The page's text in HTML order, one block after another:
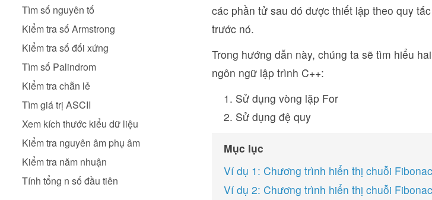
Tìm số nguyên tố
Kiểm tra số Armstrong
Kiểm tra số đối xứng
Tìm số Palindrom
Kiểm tra chẵn lẻ
Tìm giá trị ASCII
Xem kích thước kiểu dữ liệu
Kiểm tra nguyên âm phụ âm
Kiểm tra năm nhuận
Tính tổng n số đầu tiên
các phần tử sau đó được thiết lập theo quy
trước nó.
Trong hướng dẫn này, chúng ta sẽ tìm hiểu
ngôn ngữ lập trình C++:
Sử dụng vòng lặp For
Sử dụng đệ quy
Mục lục
Ví dụ 1: Chương trình hiển thị chuỗi
Ví dụ 2: Chương trình hiển thị chuỗi